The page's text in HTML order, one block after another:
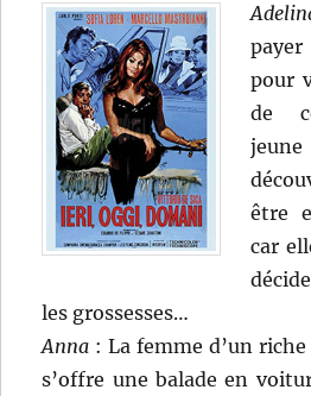
Mouret
pour
de
être
car
les grossesses…
Anna : La femme d’un
s’offre une balade en